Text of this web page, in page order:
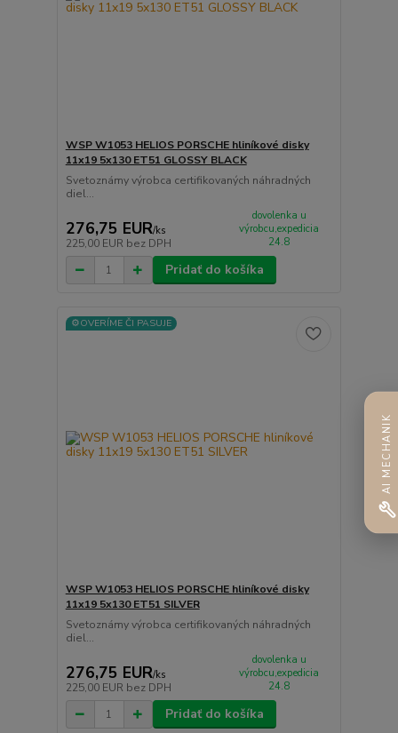
WSP W1053 HELIOS PORSCHE hliníkové disky
11x19 5x130 ET51 GLOSSY BLACK
Svetoznámy výrobca certifikovaných náhradných
diel...
276,75 EUR/ks
225,00 EUR bez DPH
dovolenka u
výrobcu,expedicia
24.8
Pridať do košíka
⚙️OVERÍME ČI PASUJE
WSP W1053 HELIOS PORSCHE hliníkové disky
11x19 5x130 ET51 SILVER
Svetoznámy výrobca certifikovaných náhradných
diel...
276,75 EUR/ks
225,00 EUR bez DPH
dovolenka u
výrobcu,expedicia
24.8
Pridať do košíka
AI MECHANIK